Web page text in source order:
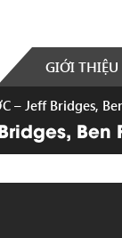
GIỚI THIỆU
– Jeff Bridges,